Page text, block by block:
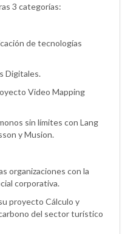
3 categorías:
de tecnologías
Digitales.
Video Mapping
sin límites con Lang
y Musion.
organizaciones con la
corporativa.
proyecto Cálculo y
del sector turístico